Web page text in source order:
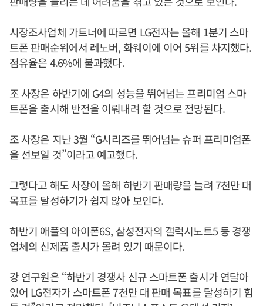
시장조사업체 가트너에 따르면 LG전자는 올해 1분기 스마
트폰 판매순위에서 레노버, 화웨이에 이어 5위를 차지했다.
점유율은 4.6%에 불과했다.
조 사장은 하반기에 G4의 성능을 뛰어넘는 프리미엄 스마
트폰을 출시해 반전을 이뤄내려 할 것으로 전망된다.
조 사장은 지난 3월 “G시리즈를 뛰어넘는 슈퍼 프리미엄폰
을 선보일 것”이라고 예고했다.
그렇다고 해도 사장이 올해 하반기 판매량을 늘려 7천만 대
목표를 달성하기가 쉽지 않아 보인다.
하반기 애플의 아이폰6S, 삼성전자의 갤럭시노트5 등 경쟁
업체의 신제품 출시가 몰려 있기 때문이다.
강 연구원은 “하반기 경쟁사 신규 스마트폰 출시가 연달아
있어 LG전자가 스마트폰 7천만 대 판매 목표를 달성하기 힘